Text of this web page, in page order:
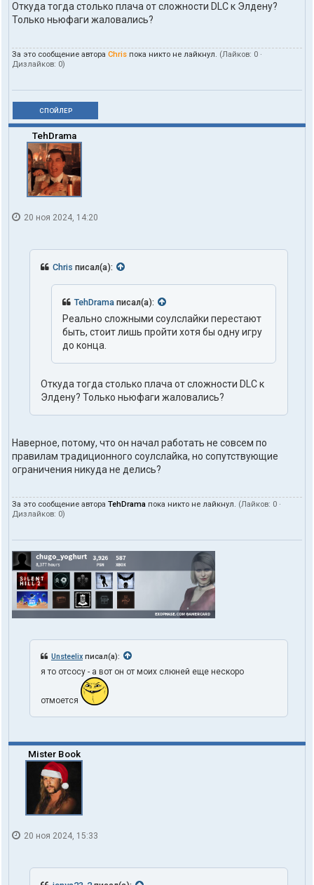
Откуда тогда столько плача от сложности DLC к Элдену?
Только ньюфаги жаловались?
За это сообщение автора Chris пока никто не лайкнул. (Лайков: 0 ·
Дизлайков: 0)
СПОЙЛЕР
TehDrama
20 ноя 2024, 14:20
Chris писал(а):
TehDrama писал(а):
Реально сложными соулслайки перестают
быть, стоит лишь пройти хотя бы одну игру
до конца.
Откуда тогда столько плача от сложности DLC к
Элдену? Только ньюфаги жаловались?
Наверное, потому, что он начал работать не совсем по
правилам традиционного соулслайка, но сопутствующие
ограничения никуда не делись?
За это сообщение автора TehDrama пока никто не лайкнул. (Лайков: 0 ·
Дизлайков: 0)
Unsteelix писал(а):
я то отсосу - а вот он от моих слюней еще нескоро
отмоется
Mister Book
20 ноя 2024, 15:33